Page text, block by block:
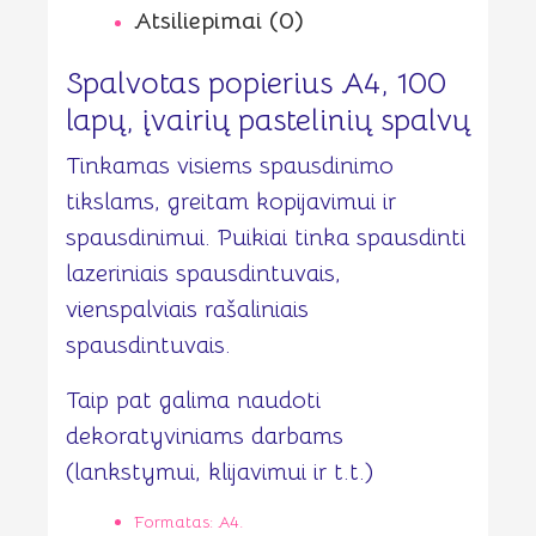
Atsiliepimai (0)
Spalvotas popierius A4, 100
lapų, įvairių pastelinių spalvų
Tinkamas visiems spausdinimo
tikslams, greitam kopijavimui ir
spausdinimui. Puikiai tinka spausdinti
lazeriniais spausdintuvais,
vienspalviais rašaliniais
spausdintuvais.
Taip pat galima naudoti
dekoratyviniams darbams
(lankstymui, klijavimui ir t.t.)
Formatas: A4.